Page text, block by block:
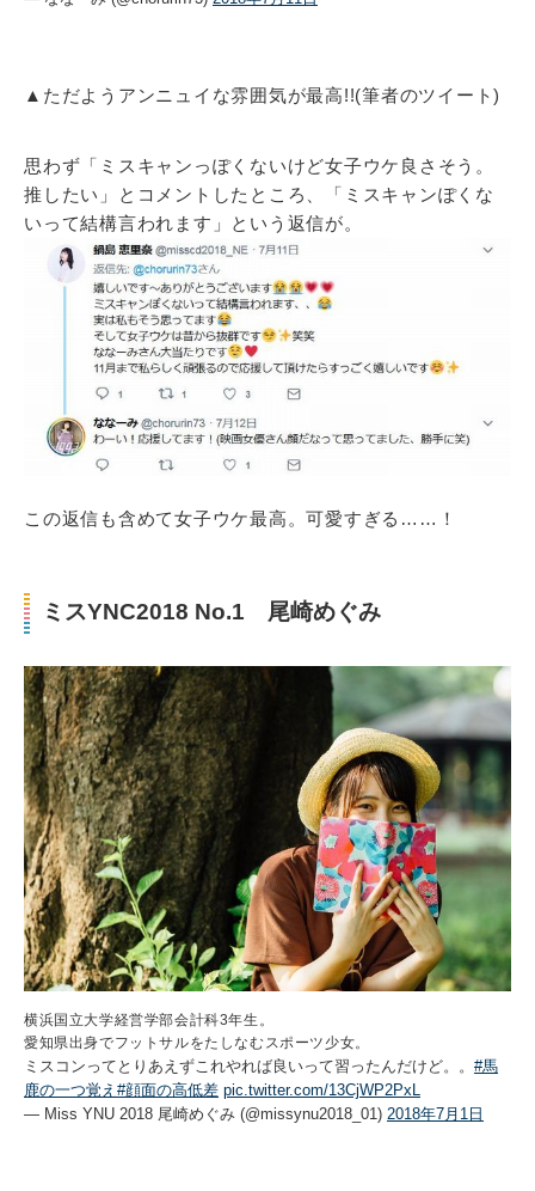
▲ただようアンニュイな雰囲気が最高!!(筆者のツイート)
思わず「ミスキャンっぽくないけど女子ウケ良さそう。
推したい」とコメントしたところ、「ミスキャンぽくな
いって結構言われます」という返信が。
この返信も含めて女子ウケ最高。可愛すぎる……！
ミスYNC2018 No.1 尾崎めぐみ
横浜国立大学経営学部会計科3年生。
愛知県出身でフットサルをたしなむスポーツ少女。
ミスコンってとりあえずこれやれば良いって習ったんだけど。。 #馬
鹿の一つ覚え #顔面の高低差 pic.twitter.com/13CjWP2PxL
— Miss YNU 2018 尾崎めぐみ (@missynu2018_01) 2018年7月1日